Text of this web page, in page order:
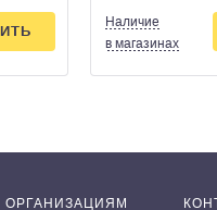
Наличие
в магазинах
ОРГАНИЗАЦИЯМ